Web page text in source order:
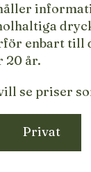
ARTIKELNUMMER/
enbart till
20 år.
se priser
Privat